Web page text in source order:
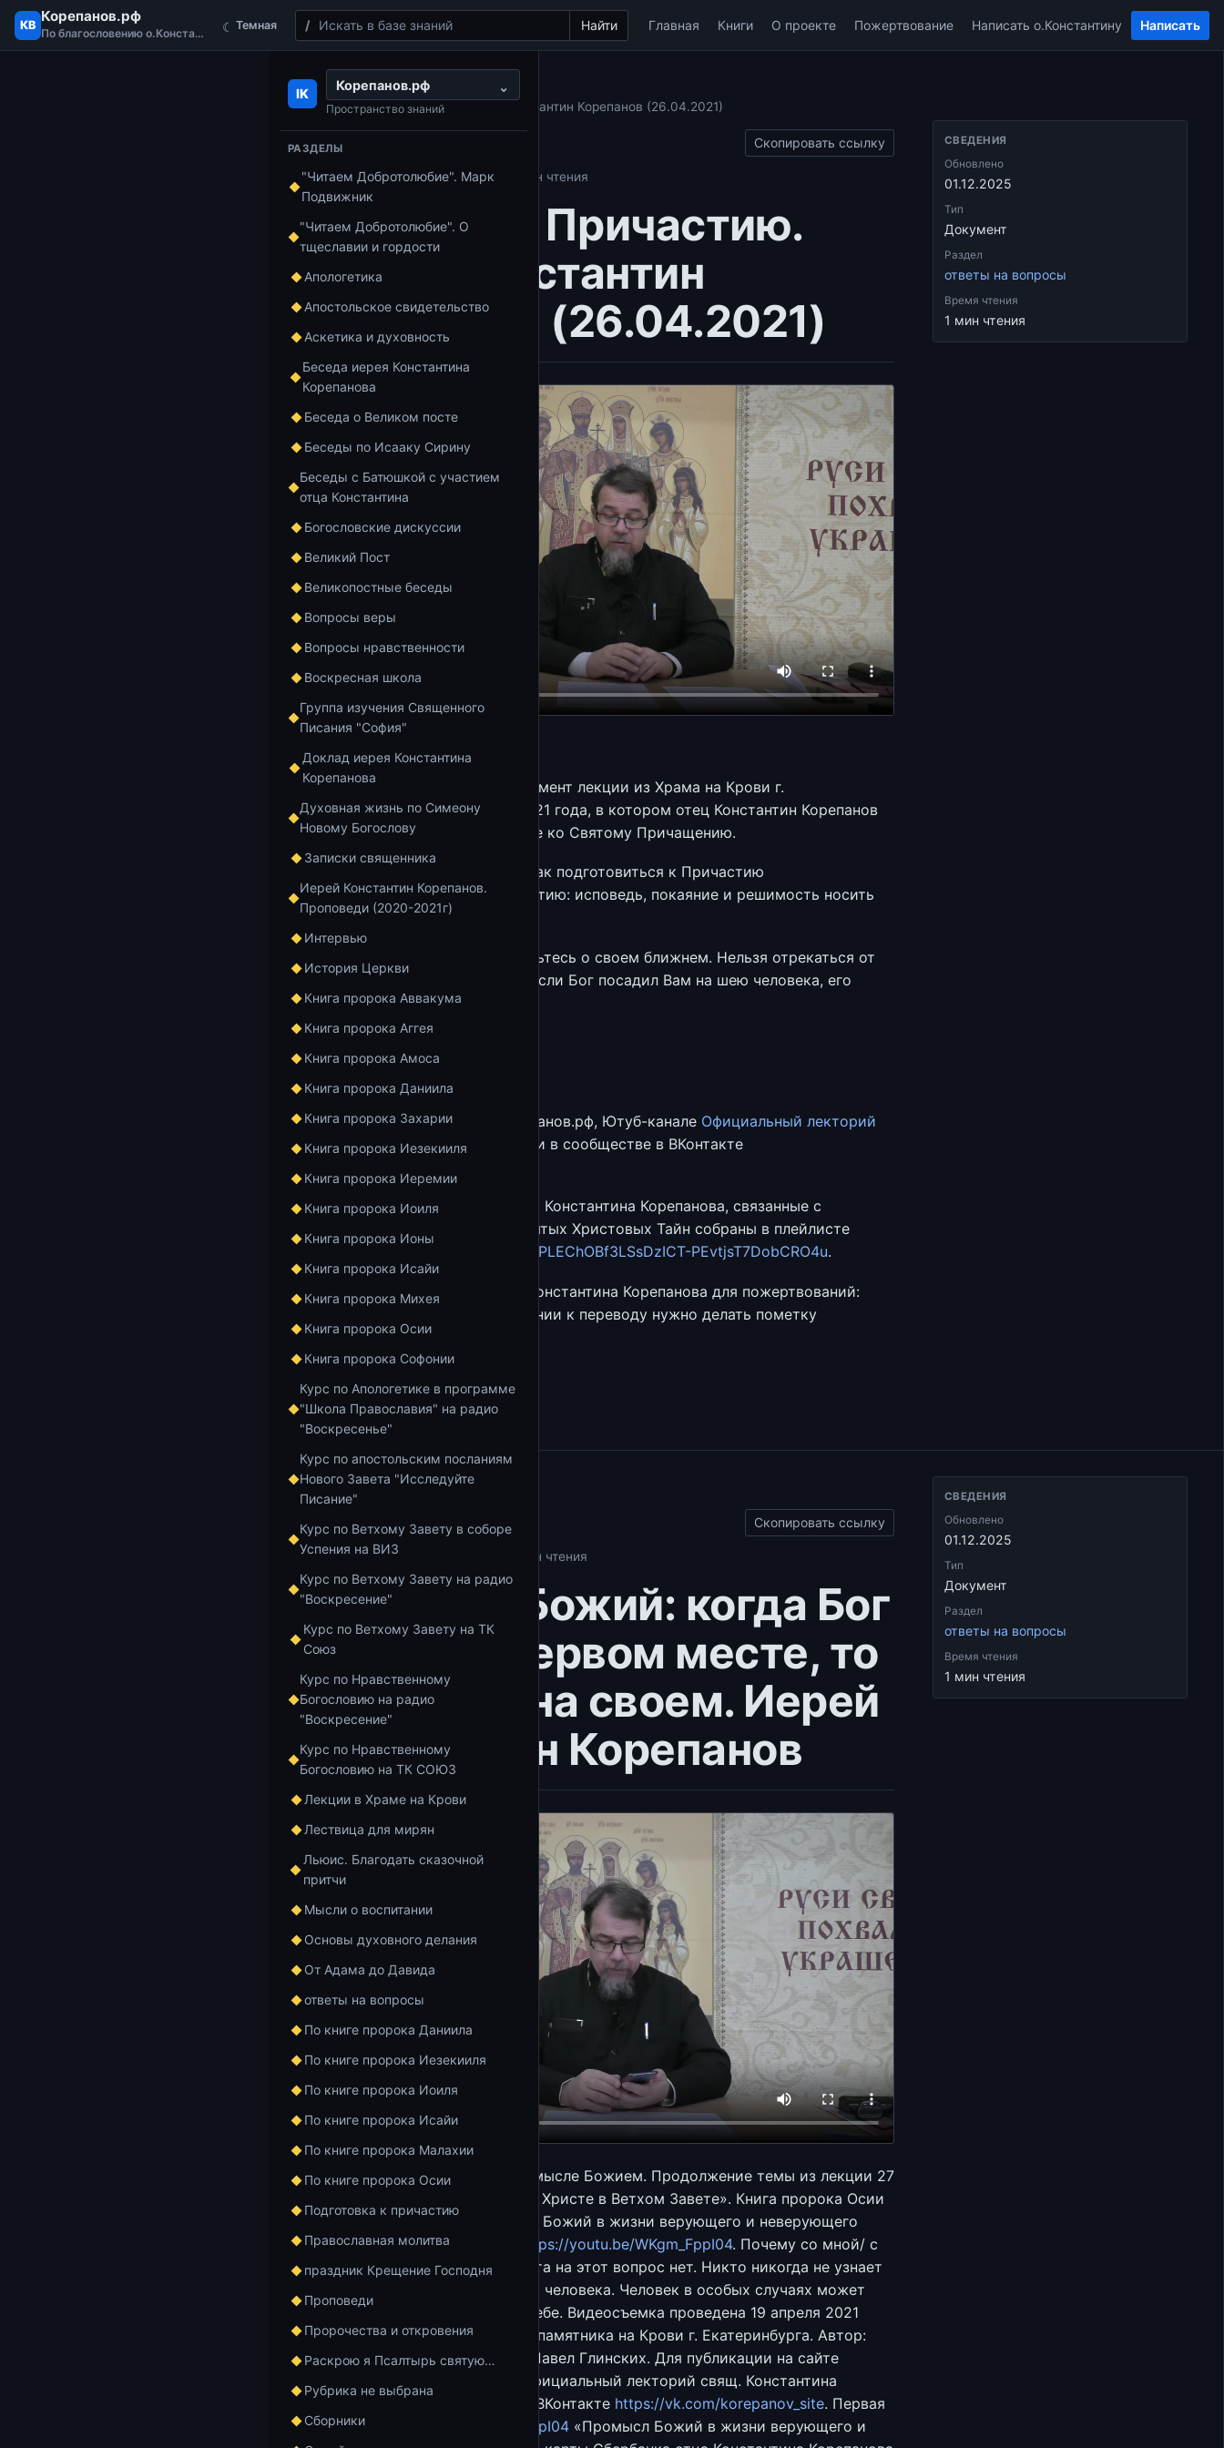
КВ Корепанов.рф
По благословению о.Константина ☾ Темная Поиск Найти Главная Книги О проекте Пожертвование Написать о.Константину Написать
IK
Корепанов.рф ⌄
Пространство знаний
РАЗДЕЛЫ
"Читаем Добротолюбие". Марк
Подвижник
"Читаем Добротолюбие". О
тщеславии и гордости
Апологетика
Апостольское свидетельство
Аскетика и духовность
Беседа иерея Константина
Корепанова
Беседа о Великом посте
Беседы по Исааку Сирину
Беседы с Батюшкой с участием
отца Константина
Богословские дискуссии
Великий Пост
Великопостные беседы
Вопросы веры
Вопросы нравственности
Воскресная школа
Группа изучения Священного
Писания "София"
Доклад иерея Константина
Корепанова
Духовная жизнь по Симеону
Новому Богослову
Записки священника
Иерей Константин Корепанов.
Проповеди (2020-2021г)
Интервью
История Церкви
Книга пророка Аввакума
Книга пророка Аггея
Книга пророка Амоса
Книга пророка Даниила
Книга пророка Захарии
Книга пророка Иезекииля
Книга пророка Иеремии
Книга пророка Иоиля
Книга пророка Ионы
Книга пророка Исайи
Книга пророка Михея
Книга пророка Осии
Книга пророка Софонии
Курс по Апологетике в программе
"Школа Православия" на радио
"Воскресенье"
Курс по апостольским посланиям
Нового Завета "Исследуйте
Писание"
Курс по Ветхому Завету в соборе
Успения на ВИЗ
Курс по Ветхому Завету на радио
"Воскресение"
Курс по Ветхому Завету на ТК
Союз
Курс по Нравственному
Богословию на радио
"Воскресение"
Курс по Нравственному
Богословию на ТК СОЮЗ
Лекции в Храме на Крови
Лествица для мирян
Льюис. Благодать сказочной
притчи
Мысли о воспитании
Основы духовного делания
От Адама до Давида
ответы на вопросы
По книге пророка Даниила
По книге пророка Иезекииля
По книге пророка Иоиля
По книге пророка Исайи
По книге пророка Малахии
По книге пророка Осии
Подготовка к причастию
Православная молитва
праздник Крещение Господня
Проповеди
Пророчества и откровения
Раскрою я Псалтырь святую…
Рубрика не выбрана
Сборники
Главная
ответы на вопросы
Три шага к Причастию. Иерей Константин Корепанов (26.04.2021)
Скопировать ссылку
ответы на вопросы 04.09.2025 1 мин чтения
Три шага к Причастию.
Иерей Константин
Корепанов (26.04.2021)
В этом видео представлен фрагмент лекции из Храма на Крови г.
Екатеринбурга от 26 апреля 2021 года, в котором отец Константин Корепанов
ответил на вопрос о подготовке ко Святому Причащению.
0:00 — Ответ на вопрос. Как подготовиться к Причастию
11:42 — Три шага к Причастию: исповедь, покаяние и решимость носить
тяготы друг друга
Непреложен закон Бога – заботьтесь о своем ближнем. Нельзя отрекаться от
человека, данного вам Богом. Если Бог посадил Вам на шею человека, его
нужно нести.
Видео: Павел Глинских
Для публикации на сайте Корепанов.рф, Ютуб-канале Официальный лекторий
свящ. Константина Корепанова
и в сообществе в ВКонтакте
Видеозаписи других бесед отца Константина Корепанова, связанные с
подготовкой к причащению Святых Христовых Тайн собраны в плейлисте
https://youtube.com/playlist?list=PLEChOBf3LSsDzICT-PEvtjsT7DobCRO4u.
Номер карты Сбербанка отца Константина Корепанова для пожертвований:
4276 1619 7628 0395. В сообщении к переводу нужно делать пометку
«Пожертвование».
СВЕДЕНИЯ
Обновлено
01.12.2025
Тип
Документ
Раздел
ответы на вопросы
Время чтения
1 мин чтения
Главная Архивы
Скопировать ссылку
ответы на вопросы 1 мин чтения
Промысл Божий: когда Бог
будет на первом месте, то
всё будет на своем. Иерей
Константин Корепанов
#оКонстантинКорепанов​ О Промысле Божием. Продолжение темы из лекции 27
цикла «Пророчества об Иисусе Христе в Ветхом Завете». Книга пророка Осии
(ответы на вопросы) «Промысл Божий в жизни верующего и неверующего
человека» от 12 апреля 2021
https://youtu.be/WKgm_FppI04. Почему со мной/ с
ним/с ней так случилось? Ответа на этот вопрос нет. Никто никогда не узнает
обстоятельства судьбы другого человека. Человек в особых случаях может
узнать Волю Божию только о себе. Видеосъемка проведена 19 апреля 2021
года в лекционном зале Храма-памятника на Крови г. Екатеринбурга. Автор:
Константин Корепанов. Видео: Павел Глинских. Для публикации на сайте
Корепанов.рф, Ютуб-канале «Официальный лекторий свящ. Константина
Корепанова» и в сообществе в ВКонтакте https://vk.com/korepanov_site. Первая
часть:https://youtu.be/WKgm_FppI04 «Промысл Божий в жизни верующего и
СВЕДЕНИЯ
Обновлено
01.12.2025
Тип
Документ
Раздел
ответы на вопросы
Время чтения
1 мин чтения